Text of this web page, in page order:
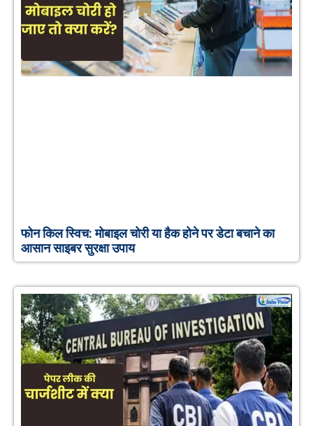
फोन किल स्विच: मोबाइल चोरी या हैक होने पर डेटा बचाने का
आसान साइबर सुरक्षा उपाय